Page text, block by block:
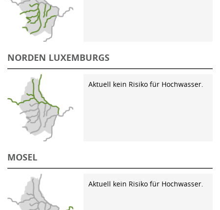
NORDEN LUXEMBURGS
Aktuell kein Risiko für Hochwasser.
MOSEL
Aktuell kein Risiko für Hochwasser.